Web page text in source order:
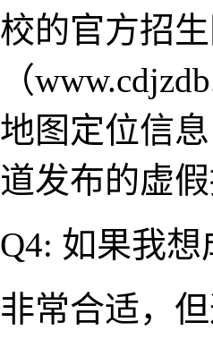
校的官方招
（
地图定位信
道发布的虚假
Q4: 如​果我
非常​合适，